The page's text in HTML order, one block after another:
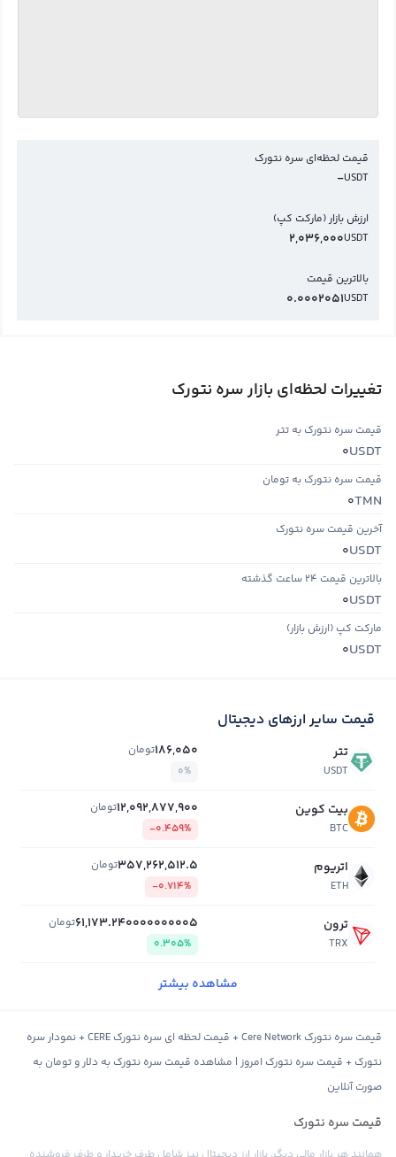
قیمت لحظه‌ای سره نتورک
USDT
-
ارزش بازار (مارکت کپ)
USDT
2,036,000
بالاترین قیمت
USDT
0.0002051
تغییرات لحظه‌ای بازار سره نتورک
قیمت سره نتورک به تتر
USDT
0
قیمت سره نتورک به تومان
TMN
0
آخرین قیمت سره نتورک
USDT
0
بالاترین قیمت ۲۴ ساعت گذشته
USDT
0
مارکت کپ (ارزش بازار)
USDT
0
قیمت سایر ارزهای دیجیتال
تتر
USDT
186,050تومان
0%
بیت کوین
BTC
12,092,877,900تومان
-0.459%
اتریوم
ETH
357,262,512.5تومان
-0.714%
ترون
TRX
61,173.240000000005تومان
0.305%
مشاهده بیشتر
قیمت سره نتورک Cere Network + قیمت لحظه ای سره نتورک CERE + نمودار سره
نتورک + قیمت سره نتورک امروز | مشاهده قیمت سره نتورک به دلار و تومان به
صورت آنلاین
قیمت سره نتورک